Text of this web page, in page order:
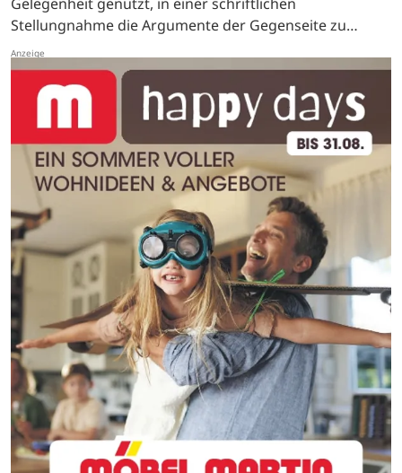
Stellungnahme die Argumente der Gegenseite zu
entkräften. Bevor es im Juni 2020 vor dem belgischen
Gericht der…